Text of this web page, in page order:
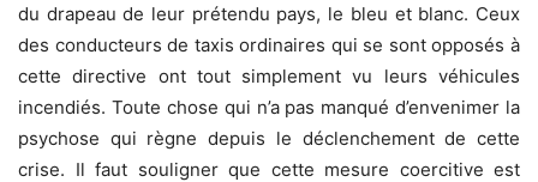
du drapeau de leur prétendu pays, le bleu et blanc. Ceux
des conducteurs de taxis ordinaires qui se sont opposés à
cette directive ont tout simplement vu leurs véhicules
incendiés. Toute chose qui n’a pas manqué d’envenimer la
psychose qui règne depuis le déclenchement de cette
crise. Il faut souligner que cette mesure coercitive est